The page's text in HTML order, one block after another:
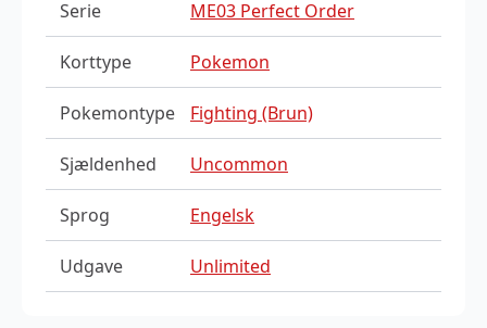
Serie
ME03 Perfect Order
Korttype Pokemon
Pokemontype Fighting (Brun)
Sjældenhed Uncommon
Sprog Engelsk
Udgave Unlimited